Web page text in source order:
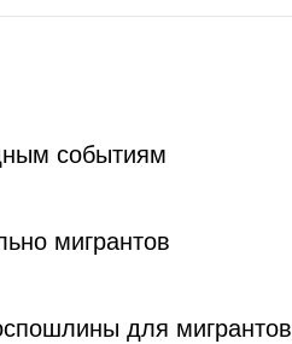
событиям
мигрантов
для мигрантов